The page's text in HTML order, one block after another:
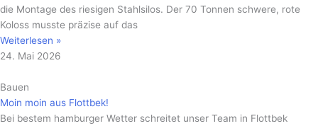
die Montage des riesigen Stahlsilos. Der 70 Tonnen schwere, rote
Koloss musste präzise auf das
Weiterlesen »
24. Mai 2026
Bauen
Moin moin aus Flottbek!
Bei bestem hamburger Wetter schreitet unser Team in Flottbek